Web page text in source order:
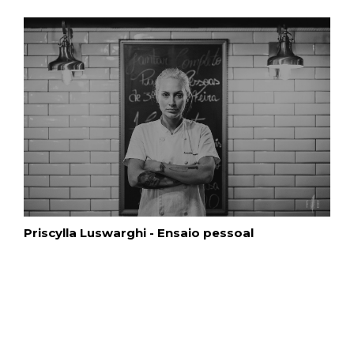
Priscylla Luswarghi - Ensaio pessoal